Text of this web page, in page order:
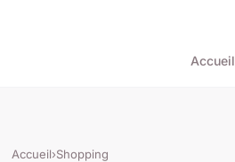
Accueil
Accueil›Shopping